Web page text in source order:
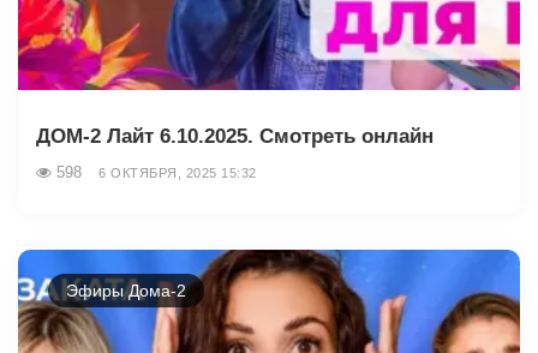
ДОМ-2 Лайт 6.10.2025. Смотреть онлайн
598 6 ОКТЯБРЯ, 2025 15:32
Эфиры Дома-2